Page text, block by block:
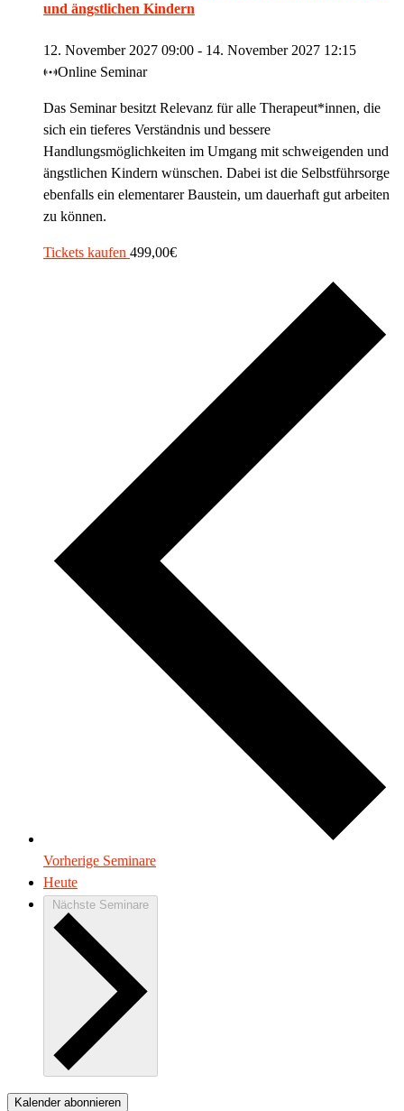
und ängstlichen Kindern
12. November 2027 09:00 - 14. November 2027 12:15
Online Seminar
Das Seminar besitzt Relevanz für alle Therapeut*innen, die
sich ein tieferes Verständnis und bessere
Handlungsmöglichkeiten im Umgang mit schweigenden und
ängstlichen Kindern wünschen. Dabei ist die Selbstführsorge
ebenfalls ein elementarer Baustein, um dauerhaft gut arbeiten
zu können.
Tickets kaufen 499,00€
Vorherige Seminare
Heute
Nächste Seminare
Kalender abonnieren